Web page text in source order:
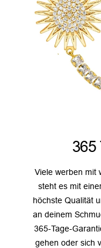
365
Viele werben mit
steht es mit
höchste Qualität
an deinem
365-Tage-
gehen oder sich